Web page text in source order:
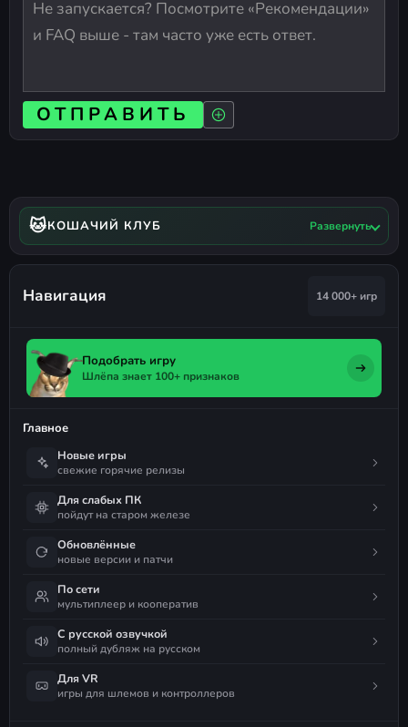
ОТПРАВИТЬ
🐱КОШАЧИЙ КЛУБ Развернуть
Навигация 14 000+ игр
Подобрать игру
Шлёпа знает 100+ признаков
Главное
Новые игры
свежие горячие релизы
Для слабых ПК
пойдут на старом железе
Обновлённые
новые версии и патчи
По сети
мультиплеер и кооператив
С русской озвучкой
полный дубляж на русском
Для VR
игры для шлемов и контроллеров